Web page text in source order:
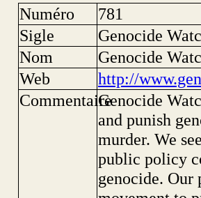
Numéro
781
Sigle
Genocide
Nom
Genocide
Web
http://
CommentaireGenocide
and punish
murder. We
public policy
genocide. Our